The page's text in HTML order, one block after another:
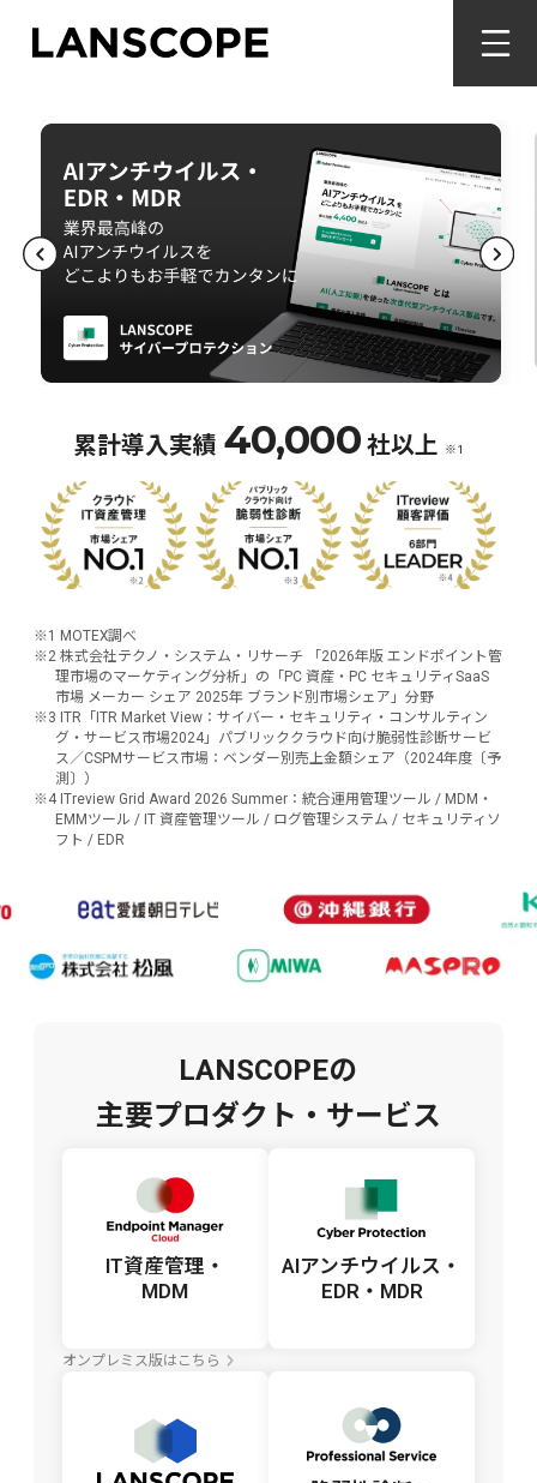
累計導入実績 40,000社以上 ※1
※1 MOTEX調べ
※2 株式会社テクノ・システム・リサーチ 「2026年版 エンドポイント管
理市場のマーケティング分析」の「PC 資産・PC セキュリティSaaS
市場 メーカー シェア 2025年 ブランド別市場シェア」分野
※3 ITR「ITR Market View：サイバー・セキュリティ・コンサルティン
グ・サービス市場2024」パブリッククラウド向け脆弱性診断サービ
ス／CSPMサービス市場：ベンダー別売上金額シェア（2024年度〔予
測〕）
※4 ITreview Grid Award 2026 Summer：統合運用管理ツール / MDM・
EMMツール / IT 資産管理ツール / ログ管理システム / セキュリティソ
フト / EDR
LANSCOPEの
主要プロダクト・サービス
IT資産管理・
MDM
オンプレミス版はこちら
AIアンチウイルス・
EDR・MDR